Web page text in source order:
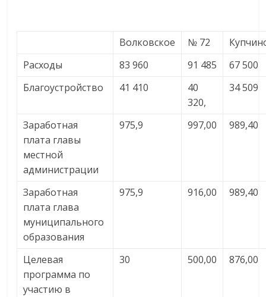
Волковское № 72
Расходы
83 960 91 485
67 500
Благоустройство
41 410
40
320,
34 509
Заработная
плата главы
местной
администрации
975,9 997,00 989,40
Заработная
плата глава
муниципального
образования
975,9 916,00 989,40
Целевая
программа по
участию в
30 500,00 876,00